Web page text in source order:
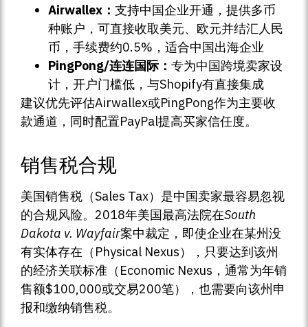
Airwallex： 支持中国企业开通，提供多币
种账户，可直接收取美元、欧元并结汇人民
币，手续费约0.5%，适合中国出海企业
PingPong/连连国际： 专为中国跨境卖家设
计，开户门槛低，与Shopify有直接集成
建议优先评估Airwallex或PingPong作为主要收
款通道，同时配置PayPal提高买家信任度。
销售税合规
美国销售税（Sales Tax）是中国卖家最容易忽视
的合规风险。2018年美国最高法院在South
Dakota v. Wayfair案中裁定，即使企业在某州没
有实体存在（Physical Nexus），只要达到该州
的经济关联标准（Economic Nexus，通常为年销
售额$100,000或交易200笔），也需要向该州申
报和缴纳销售税。